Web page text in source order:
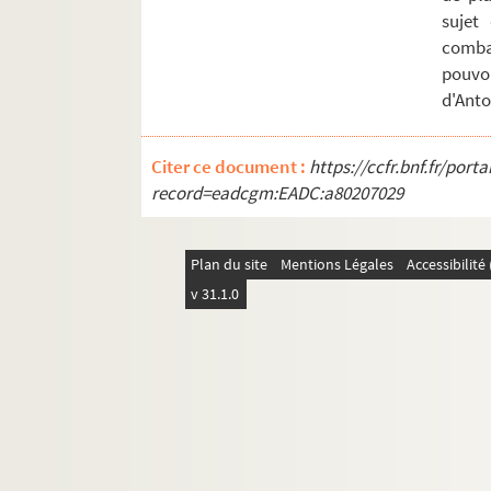
Ms Chiflet 40. « Formulaire de
Ms Chiflet 41. « Abrégé du grand
Ms Chiflet 42. Cartularium Salinense
Ms Chiflet 45. « Tome 4 de papiers
Ms Chiflet 46. « Tome 6 de papiers
Ms Chiflet 47. Démêlés entre la ville de
Ms Chiflet 48. Testaments et épitaphes
sujet
Citer ce document : https://ccfr.bnf.fr/
record=eadcgm:EADC:a80207029
Plan du site Mentions Légales
v 31.1.0